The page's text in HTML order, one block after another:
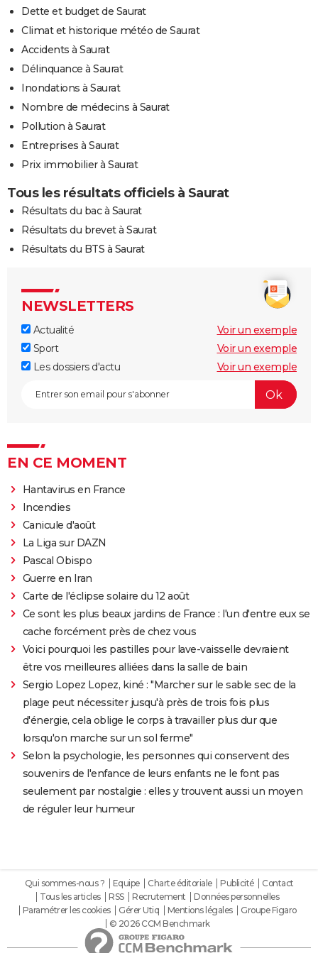
Dette et budget de Saurat
Climat et historique météo de Saurat
Accidents à Saurat
Délinquance à Saurat
Inondations à Saurat
Nombre de médecins à Saurat
Pollution à Saurat
Entreprises à Saurat
Prix immobilier à Saurat
Tous les résultats officiels à Saurat
Résultats du bac à Saurat
Résultats du brevet à Saurat
Résultats du BTS à Saurat
NEWSLETTERS
Actualité
Voir un exemple
Sport
Voir un exemple
Les dossiers d'actu
Voir un exemple
EN CE MOMENT
Hantavirus en France
Incendies
Canicule d'août
La Liga sur DAZN
Pascal Obispo
Guerre en Iran
Carte de l'éclipse solaire du 12 août
Ce sont les plus beaux jardins de France : l'un d'entre eux se
cache forcément près de chez vous
Voici pourquoi les pastilles pour lave-vaisselle devraient
être vos meilleures alliées dans la salle de bain
Sergio Lopez Lopez, kiné : "Marcher sur le sable sec de la
plage peut nécessiter jusqu'à près de trois fois plus
d'énergie, cela oblige le corps à travailler plus dur que
lorsqu'on marche sur un sol ferme"
Selon la psychologie, les personnes qui conservent des
souvenirs de l'enfance de leurs enfants ne le font pas
seulement par nostalgie : elles y trouvent aussi un moyen
de réguler leur humeur
Qui sommes-nous ? Equipe Charte éditoriale Publicité
Contact
Tous les articles
RSS Recrutement
Données personnelles
Paramétrer les cookies
Gérer Utiq Mentions légales
Groupe Figaro
© 2026 CCM Benchmark